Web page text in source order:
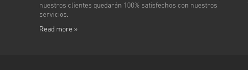
nuestros clientes quedarán 100% satisfechos con nuestros
servicios.
Read more »